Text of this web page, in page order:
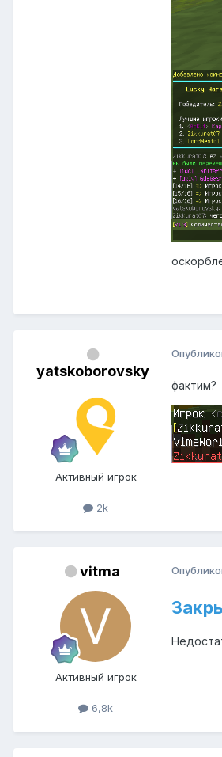
yatskoborovsky
Активный игрок
2k
фактим?
vitma
Активный игрок
6,8k